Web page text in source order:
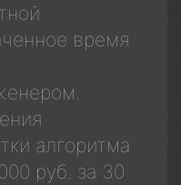
время
алгоритма
руб. за 30